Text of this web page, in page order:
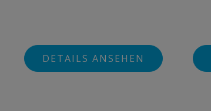
DETAILS ANSEHEN